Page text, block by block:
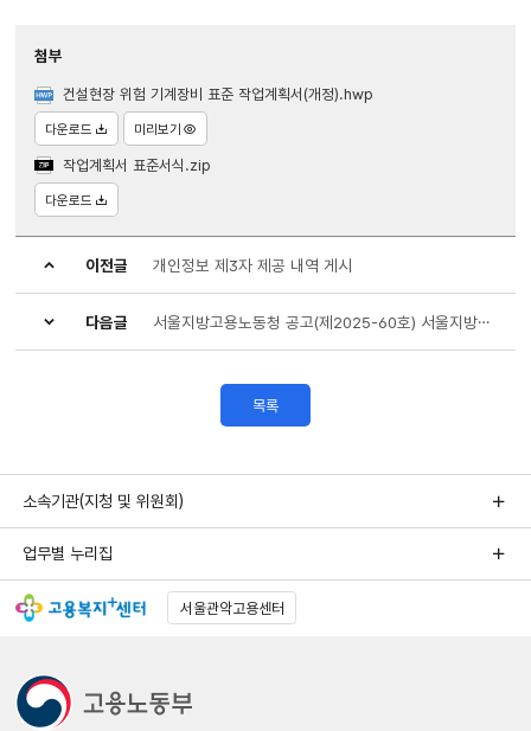
첨부
건설현장 위험 기계장비 표준 작업계획서(개정).hwp
다운로드 미리보기
작업계획서 표준서식.zip
다운로드
이전글 개인정보 제3자 제공 내역 게시
다음글 서울지방고용노동청 공고(제2025-60호) 서울지방고용노동청 공무직근로자 채용 최종합격자 및 예비합격자 명단 공고
목록
소속기관(지청 및 위원회)
업무별 누리집
서울관악고용센터